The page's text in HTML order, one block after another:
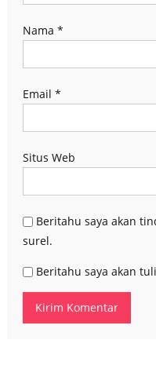
Nama *
Email *
Situs Web
Beritahu saya akan
surel.
Beritahu saya akan